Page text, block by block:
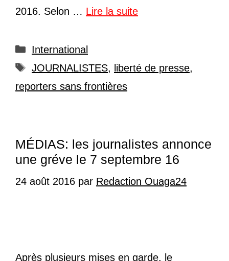
2016. Selon … Lire la suite
Catégories
International
Étiquettes
JOURNALISTES, liberté de presse,
reporters sans frontières
MÉDIAS: les journalistes annonce
une gréve le 7 septembre 16
24 août 2016 par Redaction Ouaga24
Après plusieurs mises en garde, le